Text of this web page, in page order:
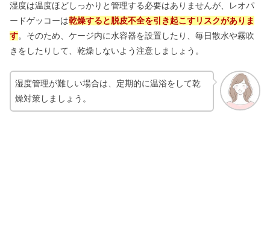
湿度は温度ほどしっかりと管理する必要はありませんが、レオパ
ードゲッコーは乾燥すると脱皮不全を引き起こすリスクがありま
す。そのため、ケージ内に水容器を設置したり、毎日散水や霧吹
きをしたりして、乾燥しないよう注意しましょう。
湿度管理が難しい場合は、定期的に温浴をして乾
燥対策しましょう。